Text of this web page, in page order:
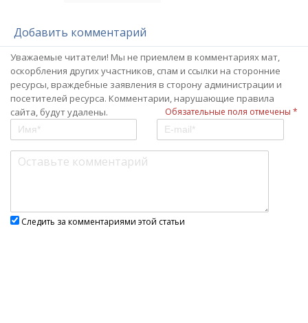
Добавить комментарий
Уважаемые читатели! Мы не приемлем в комментариях мат,
оскорбления других участников, спам и ссылки на сторонние
ресурсы, враждебные заявления в сторону администрации и
посетителей ресурса. Комментарии, нарушающие правила
сайта, будут удалены.
Обязательные поля отмечены *
Следить за комментариями этой статьи